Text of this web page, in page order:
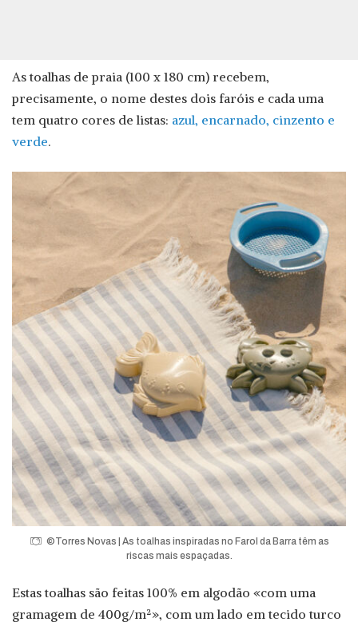
As toalhas de praia (100 x 180 cm) recebem,
precisamente, o nome destes dois faróis e cada uma
tem quatro cores de listas: azul, encarnado, cinzento e
verde.
©Torres Novas | As toalhas inspiradas no Farol da Barra têm as
riscas mais espaçadas.
Estas toalhas são feitas 100% em algodão «com uma
gramagem de 400g/m²», com um lado em tecido turco